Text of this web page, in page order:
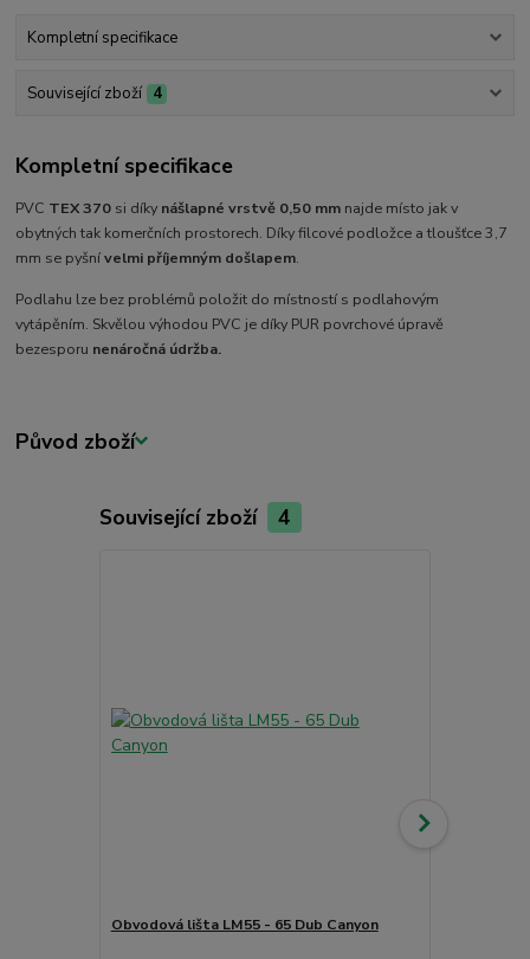
Kompletní specifikace
Související zboží 4
Kompletní specifikace
PVC TEX 370 si díky nášlapné vrstvě 0,50 mm najde místo jak v
obytných tak komerčních prostorech. Díky filcové podložce a tloušťce 3,7
mm se pyšnívelmi příjemným došlapem.
Podlahu lze bez problémů položit do místností s podlahovým
vytápěním. Skvělou výhodou PVC je díky PUR povrchové úpravě
bezesporu nenáročná údržba.
Původ zboží
Související zboží 4
Obvodová lišta LM55 - 65 Dub Canyon